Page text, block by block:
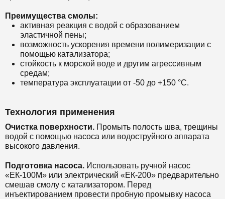
Преимущества смолы:
активная реакция с водой с образованием
эластичной пены;
возможность ускорения времени полимеризации с
помощью катализатора;
стойкость к морской воде и другим агрессивным
средам;
температура эксплуатации от -50 до +150 °С.
Технология применения
Очистка поверхности. Промыть полость шва, трещины
водой с помощью насоса или водоструйного аппарата
высокого давления.
Подготовка насоса. Использовать ручной насос
«ЕК-100М» или электрический «ЕК-200» предварительно
смешав смолу с катализатором. Перед
инъектированием провести пробную промывку насоса